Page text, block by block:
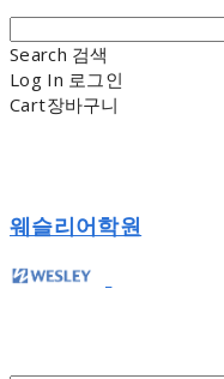
Search 검색
Log In 로그인
Cart장바구니
웨슬리어학원